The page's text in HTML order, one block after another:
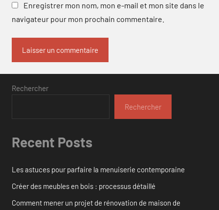
Enregistrer mon nom, mon e-mail et mon site dans le
navigateur pour mon prochain commentaire.
Rechercher
Rechercher
Recent Posts
Les astuces pour parfaire la menuiserie contemporaine
Créer des meubles en bois : processus détaillé
Comment mener un projet de rénovation de maison de